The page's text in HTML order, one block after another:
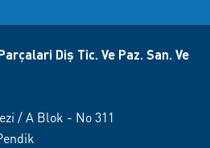
Diş Tic. Ve Paz. San. Ve
/ A Blok - No 311